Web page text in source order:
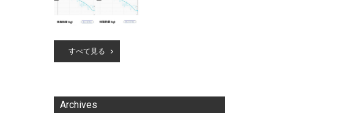
すべて見る
Archives